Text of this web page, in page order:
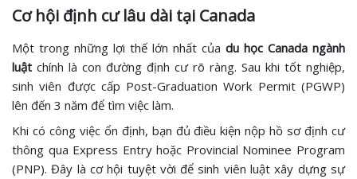
Cơ hội định cư lâu dài tại Canada
Một trong những lợi thế lớn nhất của du học Canada ngành
luật chính là con đường định cư rõ ràng. Sau khi tốt nghiệp,
sinh viên được cấp Post-Graduation Work Permit (PGWP)
lên đến 3 năm để tìm việc làm.
Khi có công việc ổn định, bạn đủ điều kiện nộp hồ sơ định cư
thông qua Express Entry hoặc Provincial Nominee Program
(PNP). Đây là cơ hội tuyệt vời để sinh viên luật xây dựng sự